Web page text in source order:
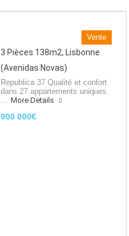
Vente
3 Pièces 138m2, Lisbonne
(Avenidas Novas)
Republica 37 Qualité et confort
dans 27 appartements uniques.
… More Details
900 000€